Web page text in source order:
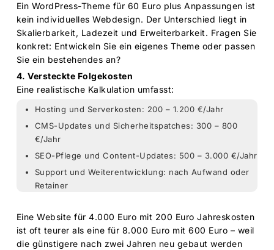
Ein WordPress-Theme für 60 Euro plus Anpassungen ist
kein individuelles Webdesign. Der Unterschied liegt in
Skalierbarkeit, Ladezeit und Erweiterbarkeit. Fragen Sie
konkret: Entwickeln Sie ein eigenes Theme oder passen
Sie ein bestehendes an?
4. Versteckte Folgekosten
Eine realistische Kalkulation umfasst:
Hosting und Serverkosten: 200 – 1.200 €/Jahr
CMS-Updates und Sicherheitspatches: 300 – 800
€/Jahr
SEO-Pflege und Content-Updates: 500 – 3.000 €/Jahr
Support und Weiterentwicklung: nach Aufwand oder
Retainer
Eine Website für 4.000 Euro mit 200 Euro Jahreskosten
ist oft teurer als eine für 8.000 Euro mit 600 Euro – weil
die günstigere nach zwei Jahren neu gebaut werden